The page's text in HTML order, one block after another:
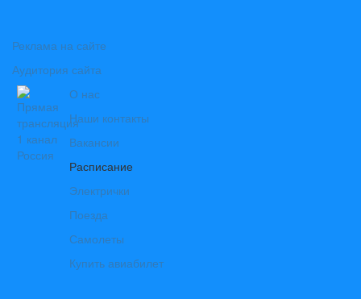
Реклама на сайте
Аудитория сайта
О нас
Наши контакты
Вакансии
Расписание
Электрички
Поезда
Самолеты
Купить авиабилет